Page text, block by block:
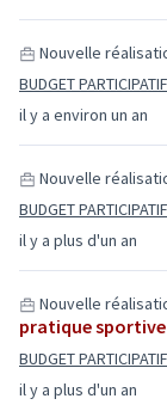
il y a environ un an
Nouvelle
BUDGET
il y a plus d'un an
Nouvelle
BUDGET
il y a plus d'un an
Nouvelle
pratique
BUDGET